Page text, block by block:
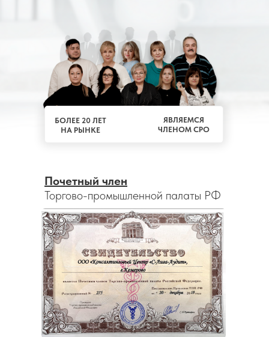
ЯВЛЯЕМСЯ
ЧЛЕНОМ СРО
БОЛЕЕ 20 ЛЕТ
НА РЫНКЕ
Почетный член
Торгово-промышленной палаты РФ